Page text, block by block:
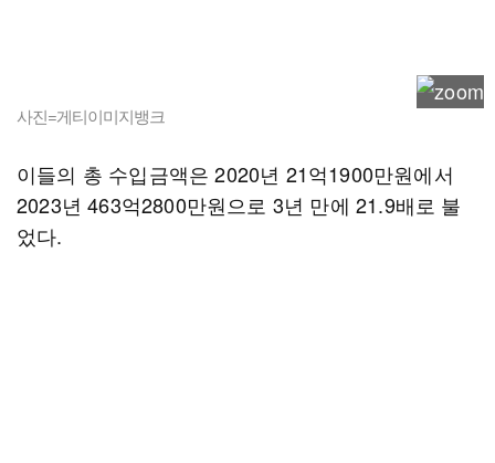
사진=게티이미지뱅크
이들의 총 수입금액은 2020년 21억1900만원에서
2023년 463억2800만원으로 3년 만에 21.9배로 불
었다.